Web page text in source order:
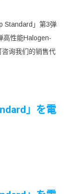
Standard」第3弹
高性能Halogen-
询我们的销售代
」を電